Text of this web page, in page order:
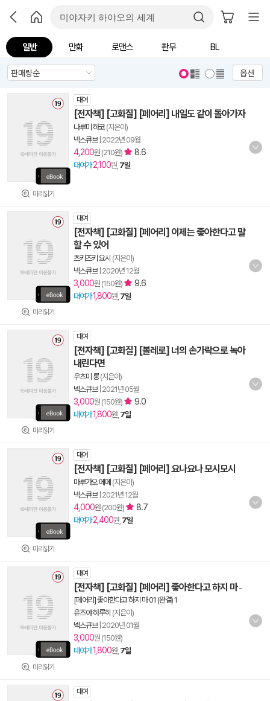
일반 만화 로맨스 판무 BL
옵션
미리읽기
대여
[전자책] [고화질] [페어리] 내일도 같이 돌아가자
나루미 하코(지은이)
넥스큐브| 2022년 09월
4,200원 (210원) 8.6
대여가 2,100원, 7일
미리읽기
대여
[전자책] [고화질] [페어리] 이제는 좋아한다고 말
할 수 있어
츠키즈키 요시 (지은이)
넥스큐브| 2020년 12월
3,000원 (150원) 9.6
대여가1,800원, 7일
미리읽기
대여
[전자책] [고화질] [볼레로] 너의 손가락으로 녹아
내린다면
우츠미 롱(지은이)
넥스큐브| 2021년 05월
3,000원 (150원) 9.0
대여가1,800원, 7일
미리읽기
대여
[전자책] [고화질] [페어리] 요나요나 모시모시
마루가오 메메 (지은이)
넥스큐브| 2021년 12월
4,000원 (200원) 8.7
대여가 2,400원, 7일
미리읽기
대여
[전자책] [고화질] [페어리] 좋아한다고 하지 마-
[페어리] 좋아한다고 하지 마 01 (완결) 1
유즈야 하루히 (지은이)
넥스큐브| 2020년 01월
3,000원 (150원)
대여가1,800원, 7일
대여